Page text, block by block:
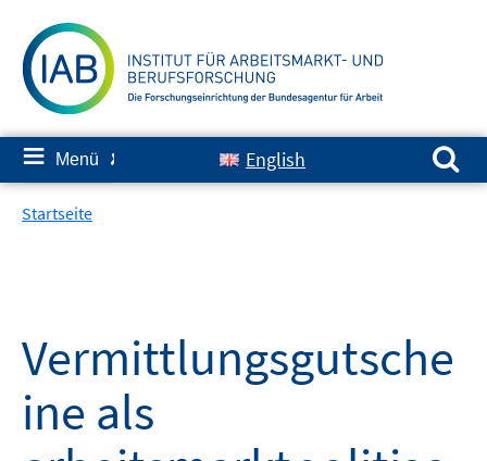
zum
Inhalt
≡ Menü ✘ English
Suchen nach:
Startseite
Vermittlungsgutsche
ine als